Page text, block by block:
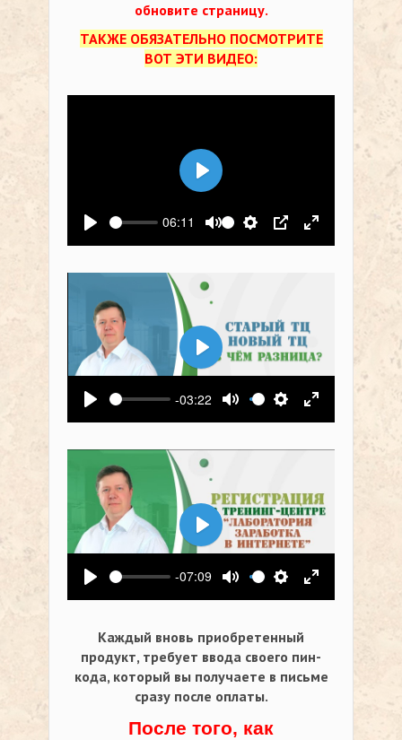
обновите страницу.
ТАКЖЕ ОБЯЗАТЕЛЬНО ПОСМОТРИТЕ
ВОТ ЭТИ ВИДЕО:
Воспроизвести
06:11
Выключить звук
Настройки
PIP На весь
Воспроизвести
Воспроизвести
-03:22
Выключить звук
Настройки
На весь
Воспроизвести
Воспроизвести
-07:09
Выключить звук
Настройки
На весь
Воспроизвести
Каждый вновь приобретенный
продукт, требует ввода своего пин-
кода, который вы получаете в письме
сразу после оплаты.
После того, как